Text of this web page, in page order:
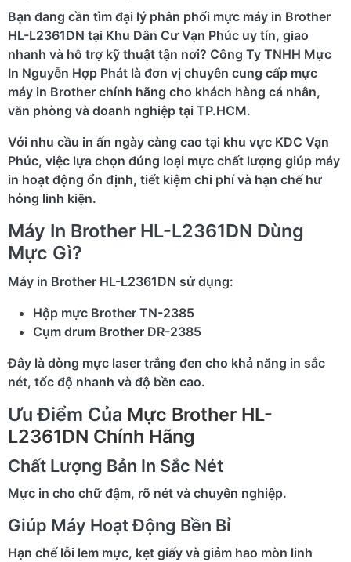
Bạn đang cần tìm đại lý phân phối mực máy in Brother
HL-L2361DN tại Khu Dân Cư Vạn Phúc uy tín, giao
nhanh và hỗ trợ kỹ thuật tận nơi? Công Ty TNHH Mực
In Nguyễn Hợp Phát là đơn vị chuyên cung cấp mực
máy in Brother chính hãng cho khách hàng cá nhân,
văn phòng và doanh nghiệp tại TP.HCM.
Với nhu cầu in ấn ngày càng cao tại khu vực KDC Vạn
Phúc, việc lựa chọn đúng loại mực chất lượng giúp máy
in hoạt động ổn định, tiết kiệm chi phí và hạn chế hư
hỏng linh kiện.
Máy In Brother HL-L2361DN Dùng
Mực Gì?
Máy in Brother HL-L2361DN sử dụng:
Hộp mực Brother TN-2385
Cụm drum Brother DR-2385
Đây là dòng mực laser trắng đen cho khả năng in sắc
nét, tốc độ nhanh và độ bền cao.
Ưu Điểm Của Mực Brother HL-
L2361DN Chính Hãng
Chất Lượng Bản In Sắc Nét
Mực in cho chữ đậm, rõ nét và chuyên nghiệp.
Giúp Máy Hoạt Động Bền Bỉ
Hạn chế lỗi lem mực, kẹt giấy và giảm hao mòn linh